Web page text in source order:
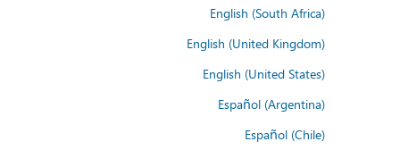
English (South Africa)
English (United Kingdom)
English (United States)
Español (Argentina)
Español (Chile)